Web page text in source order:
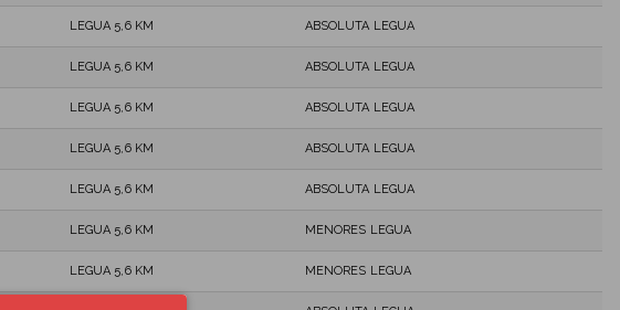
LEGUA 5,6 KM ABSOLUTA LEGUA
LEGUA 5,6 KM ABSOLUTA LEGUA
LEGUA 5,6 KM ABSOLUTA LEGUA
LEGUA 5,6 KM ABSOLUTA LEGUA
LEGUA 5,6 KM ABSOLUTA LEGUA
LEGUA 5,6 KM MENORES LEGUA
LEGUA 5,6 KM MENORES LEGUA